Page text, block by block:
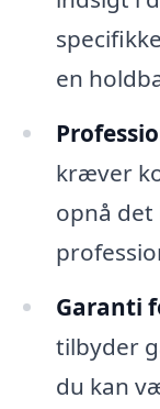
en
kræver
opnå
Garanti
tilbyder
du kan